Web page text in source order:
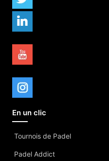
En un clic
Tournois de Padel
Padel Addict